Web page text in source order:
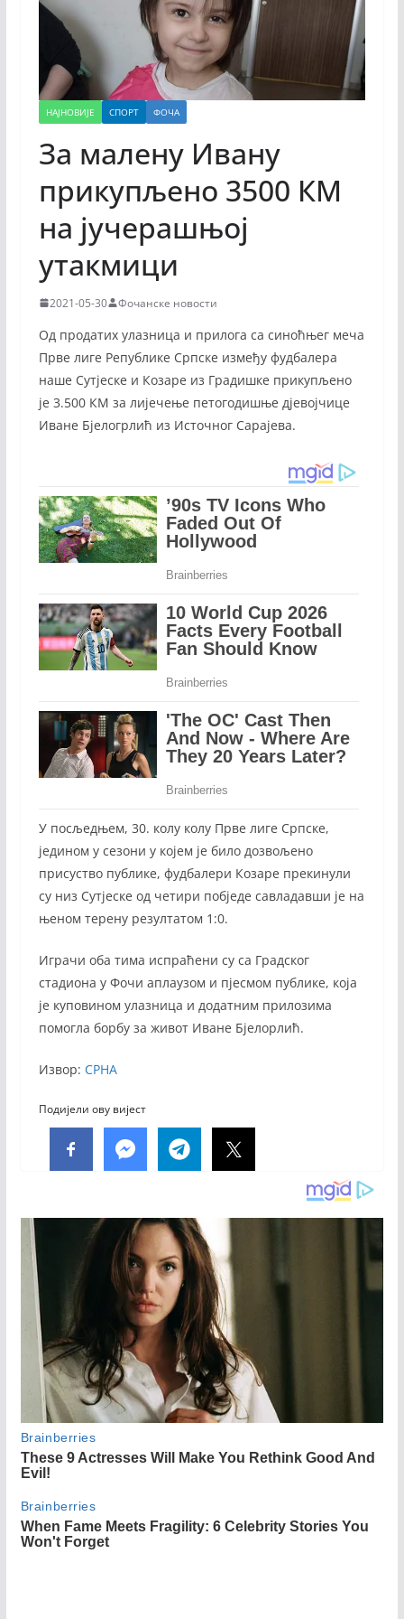
НАЈНОВИЈЕ СПОРТ ФОЧА
За малену Ивану
прикупљено 3500 КМ
на јучерашњој
утакмици
2021-05-30 Фочанске новости
Од продатих улазница и прилога са синоћњег меча
Прве лиге Републике Српске између фудбалера
наше Сутјеске и Козаре из Градишке прикупљено
је 3.500 КМ за лијечење петогодишње дјевојчице
Иване Бјелогрлић из Источног Сарајева.
У посљедњем, 30. колу колу Прве лиге Српске,
једином у сезони у којем је било дозвољено
присуство публике, фудбалери Козаре прекинули
су низ Сутјеске од четири побједе савладавши је на
њеном терену резултатом 1:0.
Играчи оба тима испраћени су са Градског
стадиона у Фочи аплаузом и пјесмом публике, која
је куповином улазница и додатним прилозима
помогла борбу за живот Иване Бјелорлић.
Извор: СРНА
Подијели ову вијест